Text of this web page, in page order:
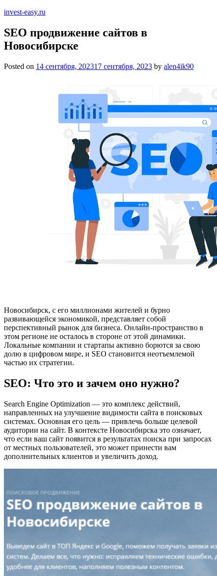
invest-easy.ru
SEO продвижение сайтов в
Новосибирске
Posted on 14 сентября, 202317 сентября, 2023 by alen4ik90
Новосибирск, с его миллионами жителей и бурно
развивающейся экономикой, представляет собой
перспективный рынок для бизнеса. Онлайн-пространство в
этом регионе не осталось в стороне от этой динамики.
Локальные компании и стартапы активно борются за свою
долю в цифровом мире, и SEO становится неотъемлемой
частью их стратегии.
SEO: Что это и зачем оно нужно?
Search Engine Optimization — это комплекс действий,
направленных на улучшение видимости сайта в поисковых
системах. Основная его цель — привлечь больше целевой
аудитории на сайт. В контексте Новосибирска это означает,
что если ваш сайт появится в результатах поиска при запросах
от местных пользователей, это может принести вам
дополнительных клиентов и увеличить доход.